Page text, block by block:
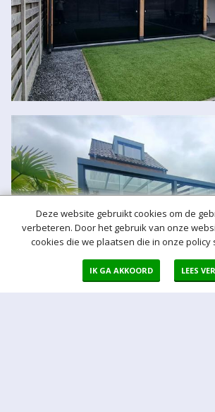
Deze website gebruikt cookies om de
verbeteren. Door het gebruik van onze
cookies die we plaatsen die in onze policy
IK GA AKKOORD LEES